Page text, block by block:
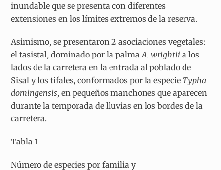
inundable que se presenta con diferentes
extensiones en los límites extremos de la reserva.
Asimismo, se presentaron 2 asociaciones vegetales:
el tasistal, dominado por la palmaA. wrightii a los
lados de la carretera en la entrada al poblado de
Sisal y los tifales, conformados por la especie Typha
domingensis, en pequeños manchones que aparecen
durante la temporada de lluvias en los bordes de la
carretera.
Tabla 1
Número de especies por familia y